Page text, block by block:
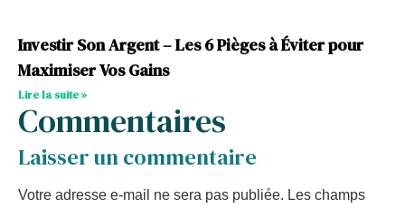
Investir Son Argent – Les 6 Pièges à Éviter pour
Maximiser Vos Gains
Lire la suite »
Commentaires
Laisser un commentaire
Votre adresse e-mail ne sera pas publiée. Les champs